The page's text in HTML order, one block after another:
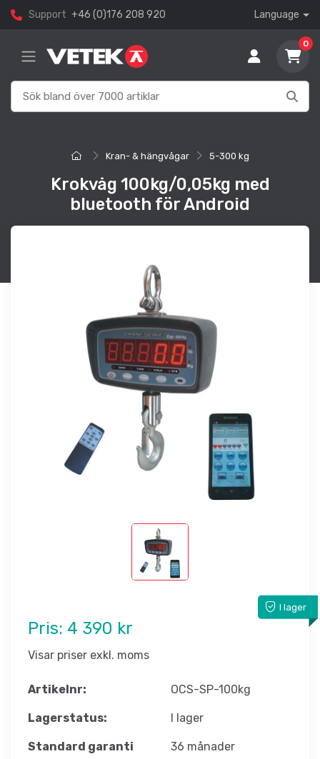
Support +46 (0)176 208 920 Language
0
Kran- & hängvågar 5-300 kg
Krokvåg 100kg/0,05kg med
bluetooth för Android
I lager
Pris: 4 390 kr
Visar priser exkl. moms
Artikelnr: OCS-SP-100kg
Lagerstatus: I lager
Standard garanti 36 månader